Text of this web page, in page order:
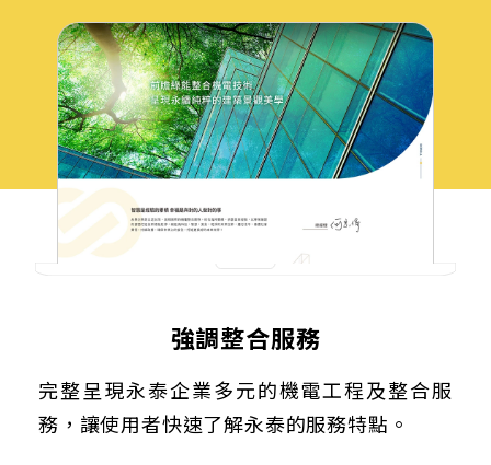
強調整合服務
完整呈現永泰企業多元的機電工程及整合服
務，讓使用者快速了解永泰的服務特點。